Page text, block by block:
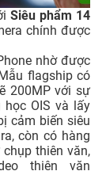
Siêu phẩm 14
chính được
nhờ được
flagship có
200MP với sự
học OIS và lấy
cảm biến siêu
còn có hàng
thiên văn,
thiên văn